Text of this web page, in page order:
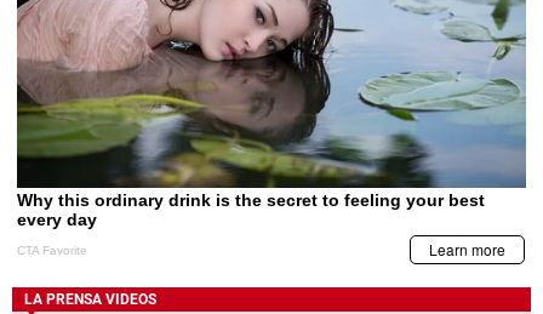
LA PRENSA VIDEOS